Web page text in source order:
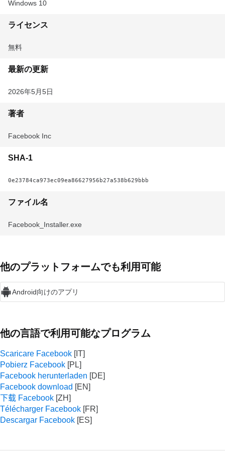
Windows 10
ライセンス
無料
最新の更新
2026年5月5日
著者
‪Facebook Inc‬
SHA-1
0e23784ca973ec09ea86627956b27a538b629bbb
ファイル名
Facebook_Installer.exe
他のプラットフォームでも利用可能
Android向けのアプリ
他の言語で利用可能なプログラム
Scaricare Facebook
Pobierz Facebook
Facebook herunterladen
Facebook download
下载 Facebook
Télécharger Facebook
Descargar Facebook